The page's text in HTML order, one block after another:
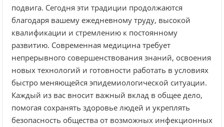
подвига. Сегодня эти традиции продолжаются
благодаря вашему ежедневному труду, высокой
квалификации и стремлению к постоянному
развитию. Современная медицина требует
непрерывного совершенствования знаний, освоения
новых технологий и готовности работать в условиях
быстро меняющейся эпидемиологической ситуации.
Каждый из вас вносит важный вклад в общее дело,
помогая сохранять здоровье людей и укреплять
безопасность общества от возможных инфекционных